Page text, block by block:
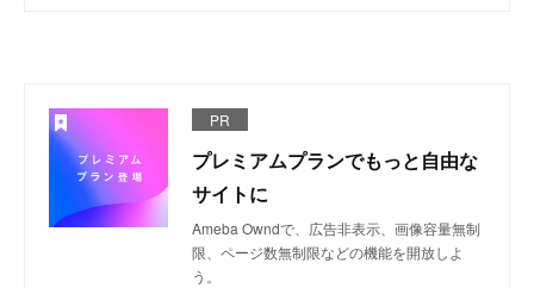
PR
プレミアムプランでもっと自由な
サイトに
Ameba Owndで、広告非表示、画像容量無制
限、ページ数無制限などの機能を開放しよ
う。